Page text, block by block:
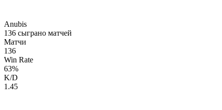
Anubis
136 сыграно матчей
Матчи
136
Win Rate
63%
K/D
1.45